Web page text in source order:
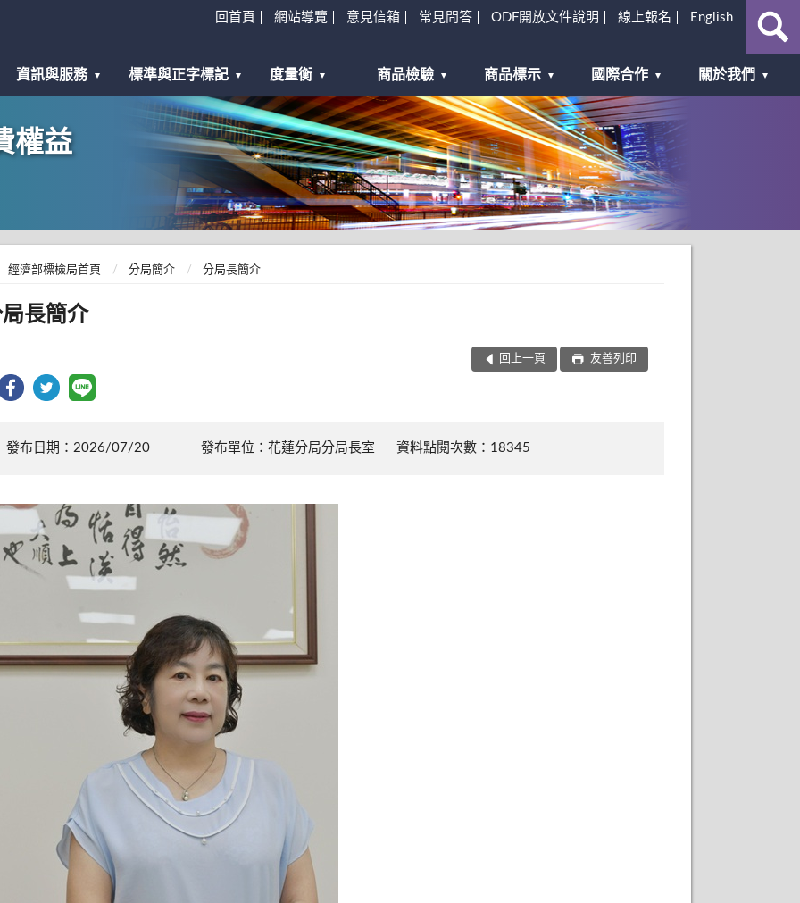
回首頁 網站導覽 意見信箱 常見問答 ODF開放文件說明 線上報名 English
資訊與服務 標準與正字標記 度量衡 商品檢驗 商品標示 國際合作 關於我們
權益
經濟部標檢局首頁 分局簡介 分局長簡介
長簡介
回上一頁 友善列印
發布日期：2026/07/20 發布單位：花蓮分局分局長室 資料點閱次數：18345